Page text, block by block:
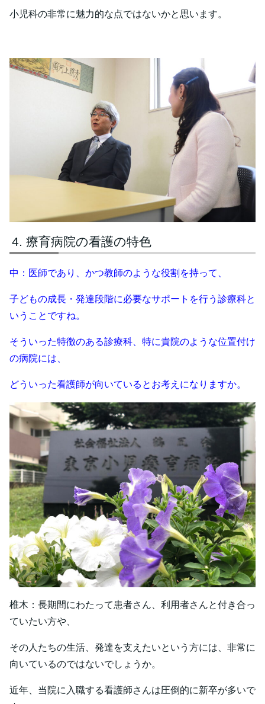
小児科の非常に魅力的な点ではないかと思います。
療育病院の看護の特色
中：医師であり、かつ教師のような役割を持って、
子どもの成長・発達段階に必要なサポートを行う診療科と
いうことですね。
そういった特徴のある診療科、特に貴院のような位置付け
の病院には、
どういった看護師が向いているとお考えになりますか。
椎木：長期間にわたって患者さん、利用者さんと付き合っ
ていたい方や、
その人たちの生活、発達を支えたいという方には、非常に
向いているのではないでしょうか。
近年、当院に入職する看護師さんは圧倒的に新卒が多いで